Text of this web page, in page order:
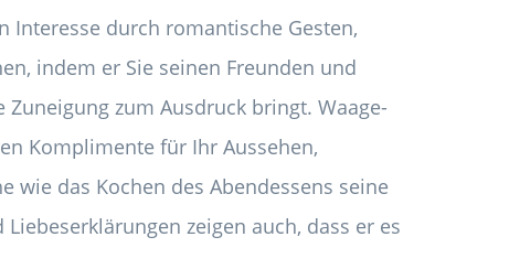
Interesse durch romantische Gesten,
indem er Sie seinen Freunden und
zum Ausdruck bringt. Waage-
Komplimente für Ihr Aussehen,
wie das Kochen des Abendessens seine
zeigen auch, dass er es